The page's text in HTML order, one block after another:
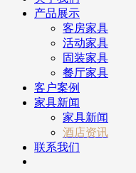
产品展示
客房家具
活动家具
固装家具
餐厅家具
客户案例
家具新闻
家具新闻
酒店资讯
联系我们